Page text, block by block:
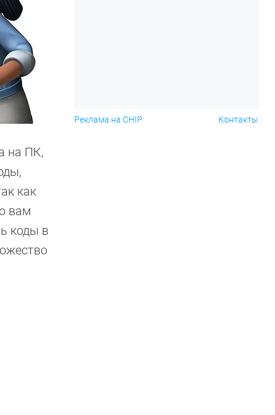
на ПК,
как
вам
коды в
Реклама на CHIP Контакты